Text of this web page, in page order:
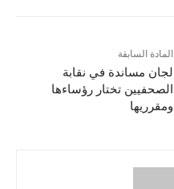
المادة السابقة
لجان مساندة في نقابة
الصحفيين تختار رؤساءها
ومقرريها